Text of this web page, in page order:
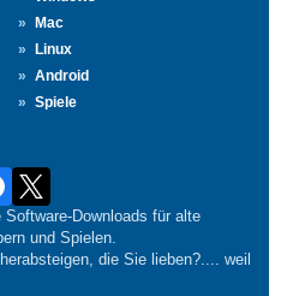
Mac
Linux
Android
Spiele
Downloads für alte
und Spielen.
die Sie lieben?.... weil